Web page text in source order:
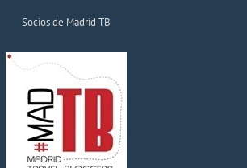
Socios de Madrid TB